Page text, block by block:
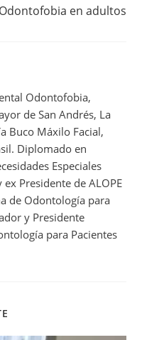
Odontofobia en adultos
Odontofobia,
de San Andrés, La
Buco Máxilo Facial,
Diplomado en
Especiales
Presidente de ALOPE
de Odontología para
y Presidente
para Pacientes